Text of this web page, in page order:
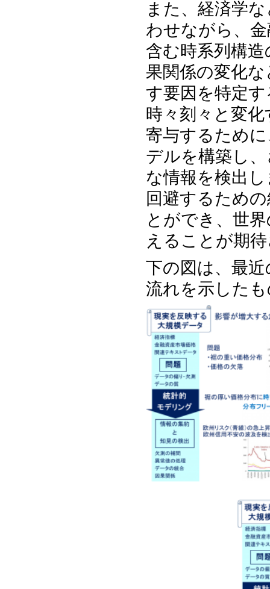
また、経済学
わせながら、
含む時系列構
果関係の変化
す要因を特定
時々刻々と変
寄与するため
デルを構築し
な情報を検出
回避するため
とができ、世
えることが期
下の図は、最
流れを示した